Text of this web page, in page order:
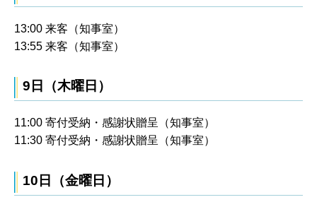
13:00 来客（知事室）
13:55 来客（知事室）
9日（木曜日）
11:00 寄付受納・感謝状贈呈（知事室）
11:30 寄付受納・感謝状贈呈（知事室）
10日（金曜日）